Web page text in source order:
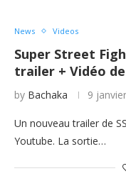
News Videos
Super Street
trailer + Vidéo
by Bachaka 9
Un nouveau trailer de
Youtube. La sortie…